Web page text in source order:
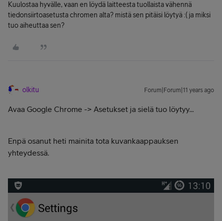
Kuulostaa hyvälle, vaan en löydä laitteesta tuollaista vähennä
tiedonsiirtoasetusta chromen alta? mistä sen pitäisi löytyä :( ja miksi
tuo aiheuttaa sen?
olkitu Forum|Forum|11 years ago
Avaa Google Chrome -> Asetukset ja sielä tuo löytyy...
Enpä osanut heti mainita tota kuvankaappauksen
yhteydessä.